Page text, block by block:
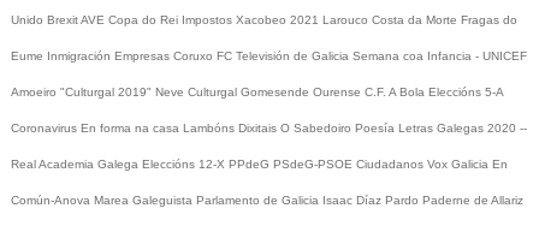
Unido BrexitAVE Copa do Rei Impostos Xacobeo 2021 Larouco Costa da Morte Fragas do
Eume Inmigración Empresas Coruxo FC Televisión de Galicia Semana coa Infancia - UNICEF
Amoeiro "Culturgal 2019" Neve Culturgal Gomesende Ourense C.F. A Bola Eleccións 5-A
Coronavirus En forma na casa Lambóns Dixitais O Sabedoiro Poesía Letras Galegas 2020 --
Real Academia Galega Eleccións 12-X PPdeG PSdeG-PSOE Ciudadanos Vox Galicia En
Común-Anova Marea Galeguista Parlamento de Galicia Isaac Díaz Pardo Paderne de Allariz